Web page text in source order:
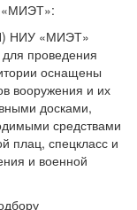
«МИЭТ»:
НИУ «МИЭТ»
проведения
оснащены
вооружения и их
досками,
средствами
плац, спецкласс и
и военной